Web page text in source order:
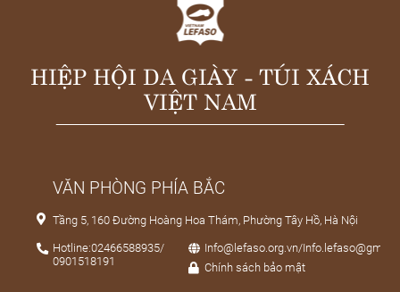
HIỆP HỘI DA GIÀY - TÚI XÁCH
VIỆT NAM
VĂN PHÒNG PHÍA BẮC
Tầng 5, 160 Đường Hoàng Hoa Thám, Phường Tây Hồ, Hà Nội
Hotline:02466588935/
0901518191
Info@lefaso.org.vn/
Chính sách bảo mật